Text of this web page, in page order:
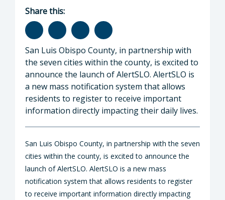
Share this:
San Luis Obispo County, in partnership with
the seven cities within the county, is excited to
announce the launch of AlertSLO. AlertSLO is
a new mass notification system that allows
residents to register to receive important
information directly impacting their daily lives.
San Luis Obispo County, in partnership with the seven
cities within the county, is excited to announce the
launch of AlertSLO. AlertSLO is a new mass
notification system that allows residents to register
to receive important information directly impacting